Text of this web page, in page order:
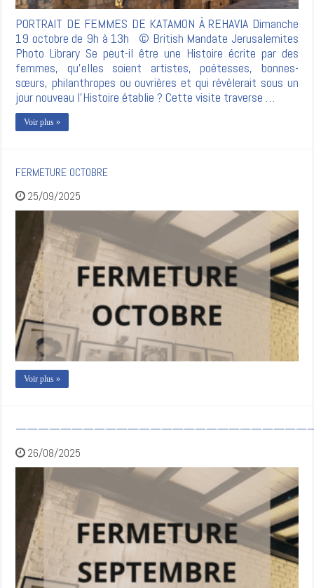
PORTRAIT DE FEMMES DE KATAMON À REHAVIA Dimanche
19 octobre de 9h à 13h © British Mandate Jerusalemites
Photo Library Se peut-il être une Histoire écrite par des
femmes, qu’elles soient artistes, poétesses, bonnes-
sœurs, philanthropes ou ouvrières et qui révèlerait sous un
jour nouveau l’Histoire établie ? Cette visite traverse …
Voir plus »
FERMETURE OCTOBRE
25/09/2025
Voir plus »
26/08/2025